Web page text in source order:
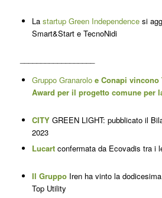
La startup Green Independencesi
Smart&Start e TecnoNidi
Gruppo Granaroloe Conapi vincono
Award per il progetto comune per
CITYGREEN LIGHT: pubblicato il
2023
Lucart confermata da Ecovadis tra i
Il Gruppo Iren ha vinto la
Top Utility